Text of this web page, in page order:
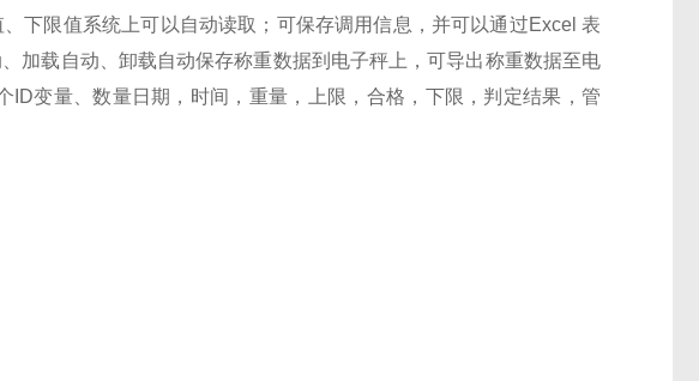
下限值系统上可以自动读取；可保存调用信息，并可以通过Excel 表
加载自动、卸载自动保存称重数据到电子秤上，可导出称重数据至电
ID变量、数量日期，时间，重量，上限，合格，下限，判定结果，管